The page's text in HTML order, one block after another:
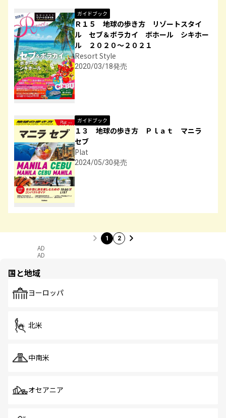
ガイドブック
Ｒ１５ 地球の歩き方 リゾートスタイ
ル セブ＆ボラカイ ボホール シキホー
ル ２０２０～２０２１
Resort Style
2020/03/18発売
ガイドブック
１３ 地球の歩き方 Ｐｌａｔ マニラ
セブ
Plat
2024/05/30発売
1 2
AD
AD
国と地域
ヨーロッパ
北米
中南米
オセアニア